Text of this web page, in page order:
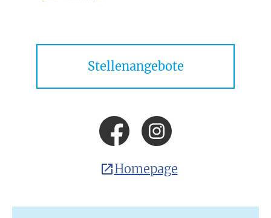
Stellenangebote
Homepage